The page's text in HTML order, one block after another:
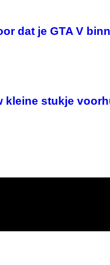
dat je GTA V
kleine stukje